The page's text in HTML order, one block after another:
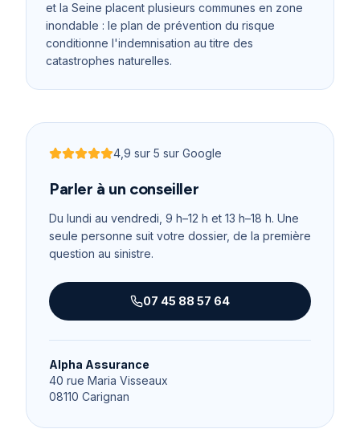
et la Seine placent plusieurs communes en zone
inondable : le plan de prévention du risque
conditionne l'indemnisation au titre des
catastrophes naturelles.
Noté4,9 sur 5
4,9 sur 5 sur Google
Parler à un conseiller
Du lundi au vendredi, 9 h–12 h et 13 h–18 h. Une
seule personne suit votre dossier, de la première
question au sinistre.
07 45 88 57 64
Alpha Assurance
40 rue Maria Visseaux
08110 Carignan